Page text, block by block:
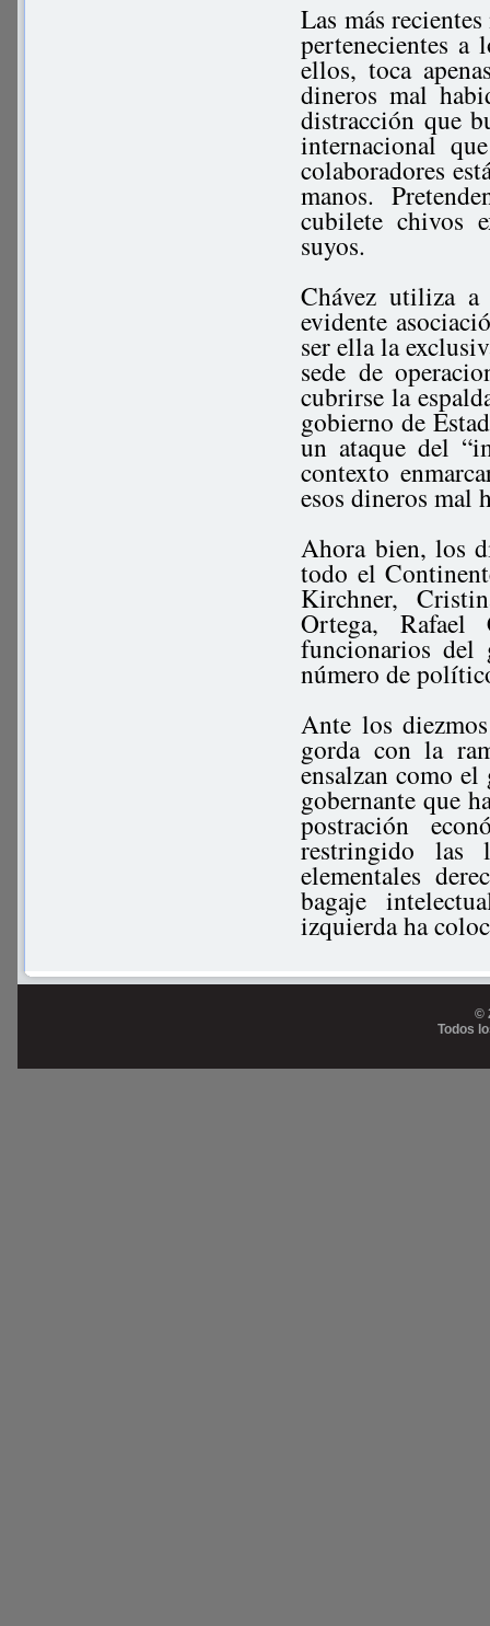
Las más
pertenecientes a
ellos, toca
dineros mal
distracción que
internacional
colaboradores
manos.
cubilete chivos
suyos.
Chávez utiliza
evidente
ser ella la
sede de
cubrirse la
gobierno de
un ataque del
contexto
esos dineros mal
Ahora bien, los
todo el
Kirchner,
Ortega, Rafael
funcionarios
número de
Ante los
gorda con la
ensalzan como
gobernante que
postración
restringido las
elementales
bagaje
izquierda ha
©
Todos